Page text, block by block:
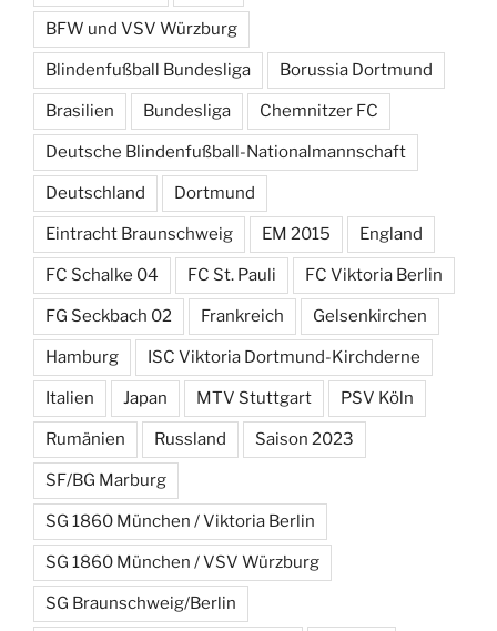
BFW und VSV Würzburg
Blindenfußball Bundesliga Borussia Dortmund
Brasilien Bundesliga Chemnitzer FC
Deutsche Blindenfußball-Nationalmannschaft
Deutschland Dortmund
Eintracht Braunschweig EM 2015 England
FC Schalke 04 FC St. Pauli FC Viktoria Berlin
FG Seckbach 02 Frankreich Gelsenkirchen
Hamburg ISC Viktoria Dortmund-Kirchderne
Italien Japan MTV Stuttgart PSV Köln
Rumänien Russland Saison 2023
SF/BG Marburg
SG 1860 München / Viktoria Berlin
SG 1860 München / VSV Würzburg
SG Braunschweig/Berlin